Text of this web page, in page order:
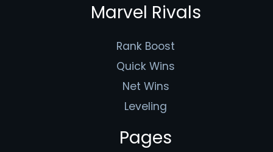
Marvel Rivals
Rank Boost
Quick Wins
Net Wins
Leveling
Pages